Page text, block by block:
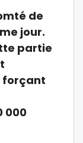
de
jour.
partie
forçant
000